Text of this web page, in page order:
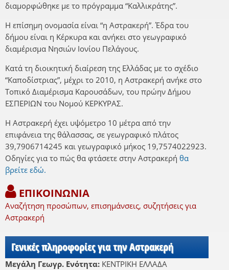
διαμορφώθηκε με το πρόγραμμα “Καλλικράτης”.
Η επίσημη ονομασία είναι “η Αστρακερή”. Έδρα του
δήμου είναι η Κέρκυρα και ανήκει στο γεωγραφικό
διαμέρισμα Νησιών Ιονίου Πελάγους.
Κατά τη διοικητική διαίρεση της Ελλάδας με το σχέδιο
“Καποδίστριας”, μέχρι το 2010, η Αστρακερή ανήκε στο
Τοπικό Διαμέρισμα Καρουσάδων, του πρώην Δήμου
ΕΣΠΕΡΙΩΝ του Νομού ΚΕΡΚΥΡΑΣ.
Η Αστρακερή έχει υψόμετρο 10 μέτρα από την
επιφάνεια της θάλασσας, σε γεωγραφικό πλάτος
39,7906714245 και γεωγραφικό μήκος 19,7574022923.
Οδηγίες για το πώς θα φτάσετε στην Αστρακερή θα
βρείτε εδώ.
ΕΠΙΚΟΙΝΩΝΙΑ
Αναζήτηση προσώπων, επισημάνσεις, συζητήσεις για
Αστρακερή
Γενικές πληροφορίες για την Αστρακερή
Μεγάλη Γεωγρ. Ενότητα: ΚΕΝΤΡΙΚΗ ΕΛΛΑΔΑ